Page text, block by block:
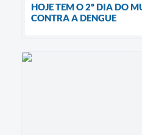
HOJE TEM O 2º DIA DO
CONTRA A DENGUE